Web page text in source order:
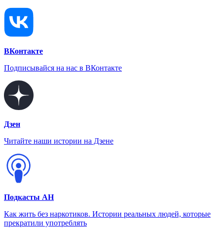
ВКонтакте
Подписывайся на нас в ВКонтакте
Дзен
Читайте наши истории на Дзене
Подкасты АН
Как жить без наркотиков. Истории реальных людей, которые
прекратили употреблять